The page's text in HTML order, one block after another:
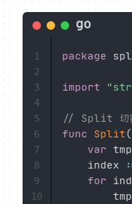
package
import
// Split 切割
func
Split(
var tmp
	index
for
		tmp
1
2
3
4
5
6
7
8
9
10